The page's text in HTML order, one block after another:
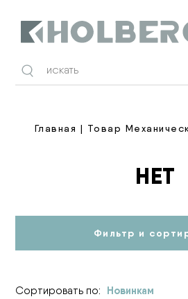
Главная | Товар
НЕТ
Фильтр и
Сортировать по: